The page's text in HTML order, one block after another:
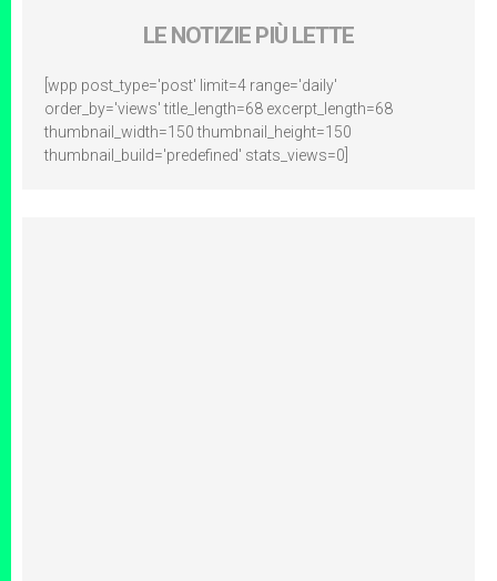
LE NOTIZIE PIÙ LETTE
[wpp post_type='post' limit=4 range='daily'
order_by='views' title_length=68 excerpt_length=68
thumbnail_width=150 thumbnail_height=150
thumbnail_build='predefined' stats_views=0]